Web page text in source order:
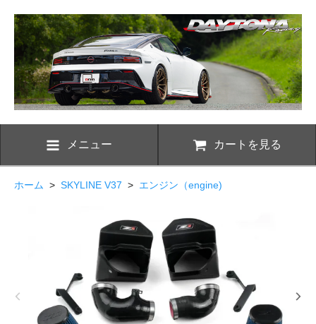
メニュー カートを見る
ホーム > SKYLINE V37 > エンジン（engine)